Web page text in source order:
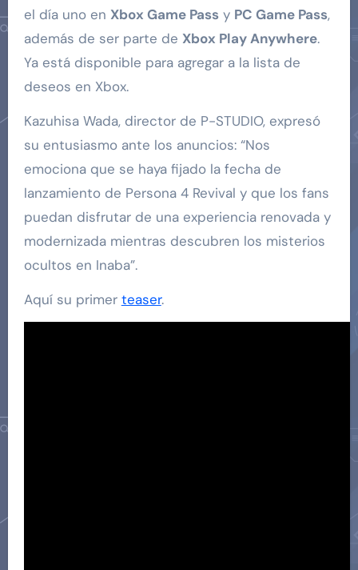
el día uno en Xbox Game Passy PC Game Pass,
además de ser parte de Xbox Play Anywhere.
Ya está disponible para agregar a la lista de
deseos en Xbox.
Kazuhisa Wada, director de P-STUDIO, expresó
su entusiasmo ante los anuncios: “Nos
emociona que se haya fijado la fecha de
lanzamiento de Persona 4 Revival y que los fans
puedan disfrutar de una experiencia renovada y
modernizada mientras descubren los misterios
ocultos en Inaba”.
Aquí su primer teaser.